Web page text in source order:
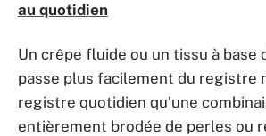
au quotidien
Un crêpe fluide ou un tissu à base
passe plus facilement du registre
registre quotidien qu’une
entièrement brodée de perles ou